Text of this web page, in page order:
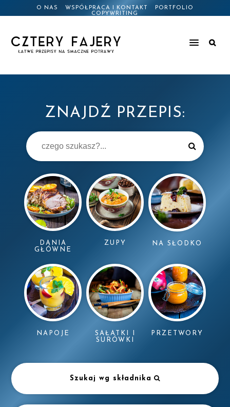
O NAS WSPÓŁPRACA I KONTAKT
PORTFOLIO
COPYWRITING
ZNAJDŹ PRZEPIS:
DANIA
GŁÓWNE
ZUPY NA SŁODKO
NAPOJE
SAŁATKI I
SURÓWKI
PRZETWORY
Szukaj wg składnika